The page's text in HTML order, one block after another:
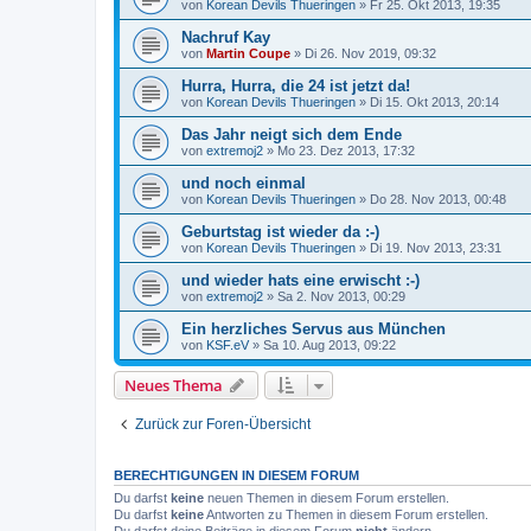
von Korean Devils Thueringen » Fr 25. Okt 2013, 19:35
Nachruf Kay
von Martin Coupe » Di 26. Nov 2019, 09:32
Hurra, Hurra, die 24 ist jetzt da!
von Korean Devils Thueringen » Di 15. Okt 2013, 20:14
Das Jahr neigt sich dem Ende
von extremoj2 » Mo 23. Dez 2013, 17:32
und noch einmal
von Korean Devils Thueringen » Do 28. Nov 2013, 00:48
Geburtstag ist wieder da :-)
von Korean Devils Thueringen » Di 19. Nov 2013, 23:31
und wieder hats eine erwischt :-)
von extremoj2 » Sa 2. Nov 2013, 00:29
Ein herzliches Servus aus München
von KSF.eV » Sa 10. Aug 2013, 09:22
Neues Thema
Zurück zur Foren-Übersicht
BERECHTIGUNGEN IN DIESEM FORUM
Du darfst keine neuen Themen in diesem Forum erstellen.
Du darfst keineAntworten zu Themen in diesem Forum erstellen.